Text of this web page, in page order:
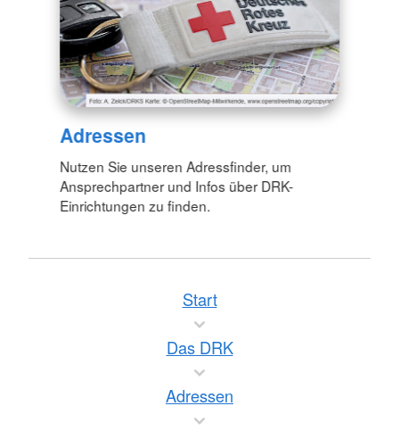
Adressen
Nutzen Sie unseren Adressfinder, um
Ansprechpartner und Infos über DRK-
Einrichtungen zu finden.
Start
Das DRK
Adressen